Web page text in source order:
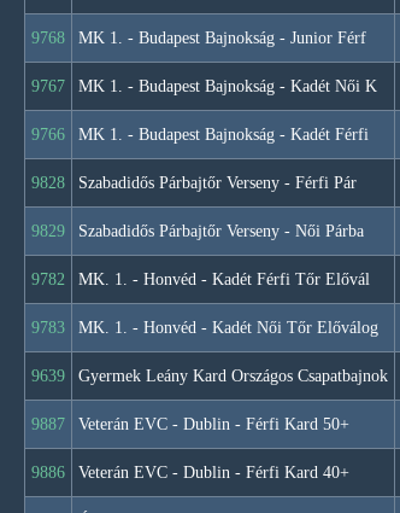
9768 MK 1. - Budapest Bajnokság - Junior Férf
9767 MK 1. - Budapest Bajnokság - Kadét Női K
9766 MK 1. - Budapest Bajnokság - Kadét Férfi
9828 Szabadidős Párbajtőr Verseny - Férfi Pár
9829 Szabadidős Párbajtőr Verseny - Női Párba
9782 MK. 1. - Honvéd - Kadét Férfi Tőr Elővál
9783 MK. 1. - Honvéd - Kadét Női Tőr Előválog
9639 Gyermek Leány Kard Országos Csapatbajnok
9887 Veterán EVC - Dublin - Férfi Kard 50+
9886 Veterán EVC - Dublin - Férfi Kard 40+